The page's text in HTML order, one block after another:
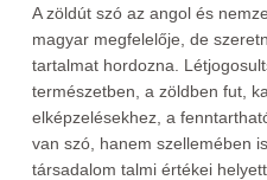
A zöldút szó az angol és
magyar megfelelője, de
tartalmat hordozna.
természetben, a zöldben fut,
elképzelésekhez, a
van szó, hanem szellemében
társadalom talmi értékei